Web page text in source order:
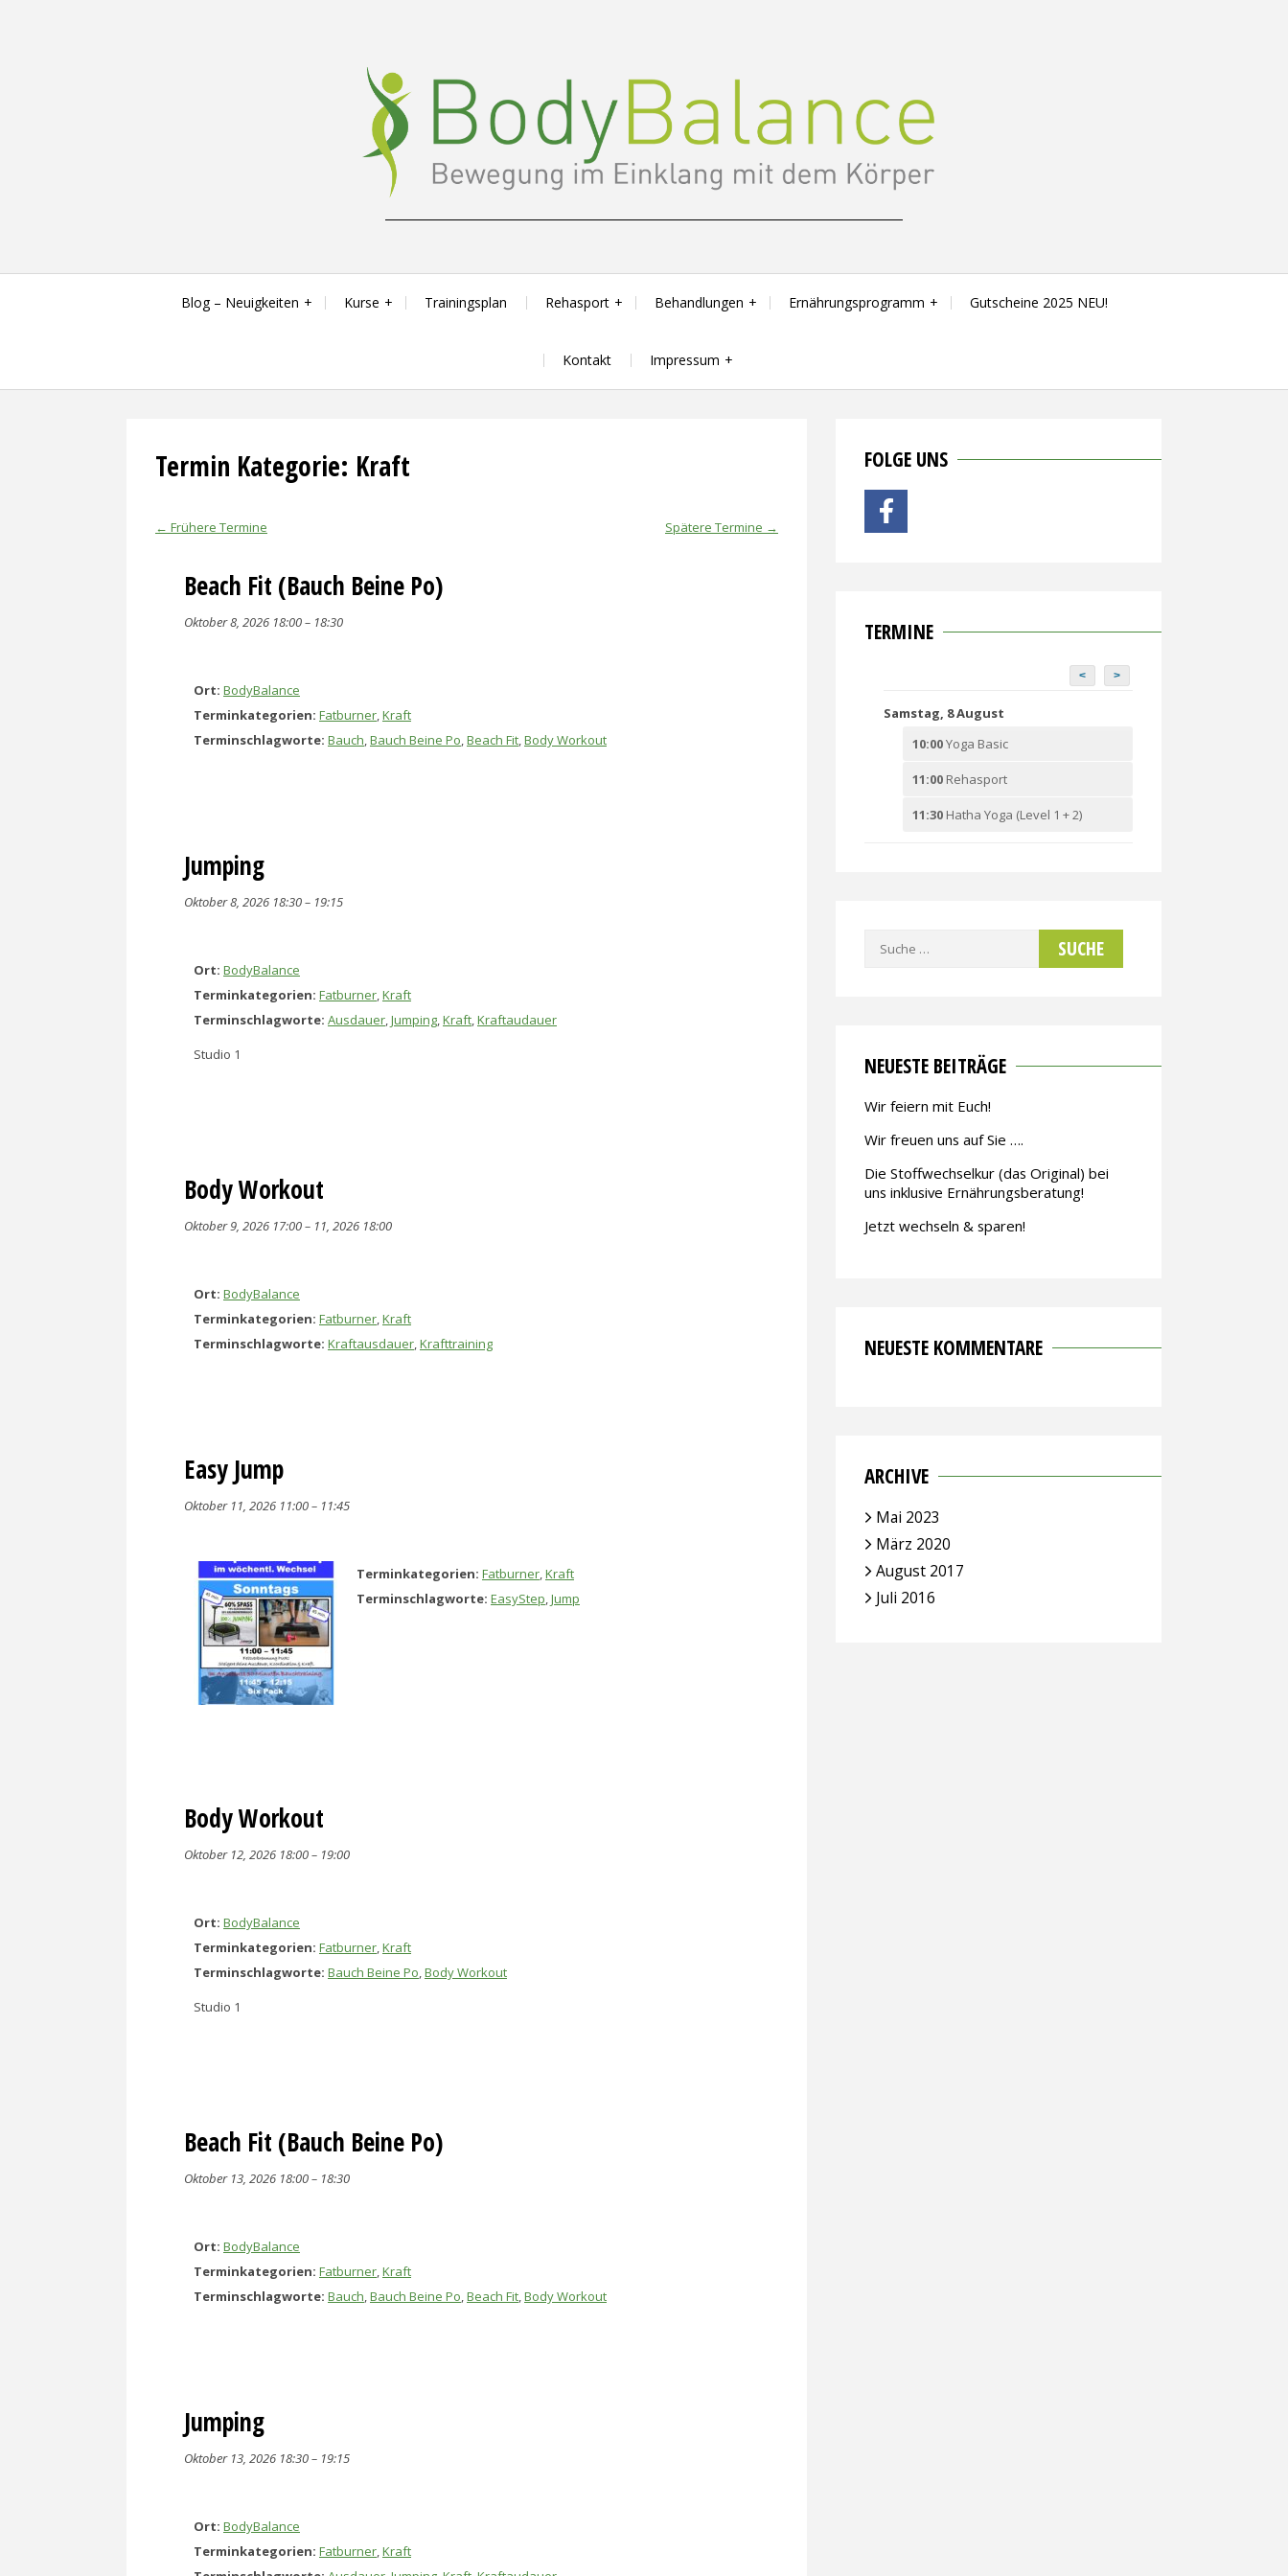
Blog – Neuigkeiten Kurse Trainingsplan Rehasport Behandlungen Ernährungsprogramm Gutscheine 2025 NEU!
Kontakt Impressum
Termin Kategorie: Kraft
Spätere Termine →
← Frühere Termine
Beach Fit (Bauch Beine Po)
Oktober 8, 2026 18:00– 18:30
Ort: BodyBalance
Terminkategorien: Fatburner,Kraft
Terminschlagworte: Bauch,Bauch Beine Po,Beach Fit,Body Workout
Jumping
Oktober 8, 2026 18:30– 19:15
Ort: BodyBalance
Terminkategorien: Fatburner,Kraft
Terminschlagworte: Ausdauer,Jumping,Kraft,Kraftaudauer
Studio 1
Body Workout
Oktober 9, 2026 17:00– 11, 2026 18:00
Ort: BodyBalance
Terminkategorien: Fatburner,Kraft
Terminschlagworte: Kraftausdauer,Krafttraining
Easy Jump
Oktober 11, 2026 11:00– 11:45
Terminkategorien: Fatburner,Kraft
Terminschlagworte: EasyStep,Jump
Body Workout
Oktober 12, 2026 18:00– 19:00
Ort: BodyBalance
Terminkategorien: Fatburner,Kraft
Terminschlagworte: Bauch Beine Po,Body Workout
Studio 1
Beach Fit (Bauch Beine Po)
Oktober 13, 2026 18:00– 18:30
Ort: BodyBalance
Terminkategorien: Fatburner,Kraft
Terminschlagworte: Bauch,Bauch Beine Po,Beach Fit,Body Workout
Jumping
Oktober 13, 2026 18:30– 19:15
Ort: BodyBalance
Terminkategorien: Fatburner,Kraft
FOLGE UNS
TERMINE
< >
Samstag, 8 August
10:00Yoga Basic
11:00 Rehasport
11:30 Hatha Yoga (Level 1 + 2)
Suche
NEUESTE BEITRÄGE
Wir feiern mit Euch!
Wir freuen uns auf Sie ….
Die Stoffwechselkur (das Original) bei
uns inklusive Ernährungsberatung!
Jetzt wechseln & sparen!
NEUESTE KOMMENTARE
ARCHIVE
Mai 2023
März 2020
August 2017
Juli 2016